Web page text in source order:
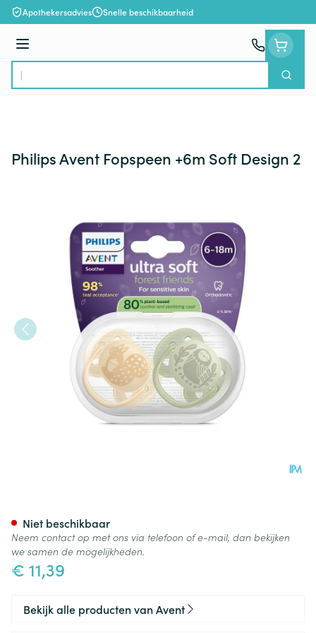
Ga naar de inhoud
Apothekersadvies Snelle beschikbaarheid
Menu
Product, merk, categorie...
Zoek
Philips Avent Fopspeen +6m Soft Design 2
€ 11,39
Niet beschikbaar
Neem contact op met ons via telefoon of e-mail, dan bekijken
we samen de mogelijkheden.
Bekijk alle producten van Avent